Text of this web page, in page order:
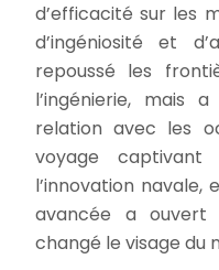
d’efficacité sur les
d’ingéniosité et
repoussé les
l’ingénierie, mais
relation avec les
voyage
l’innovation
avancée a ouvert
changé le visage du